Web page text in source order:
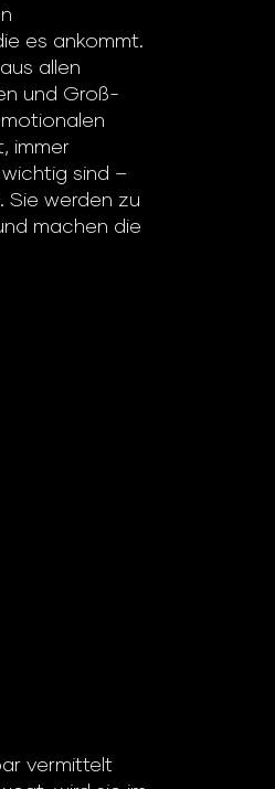
es ankommt.
allen
und Groß-
immer
sind –
Sie werden zu
machen die
vermittelt